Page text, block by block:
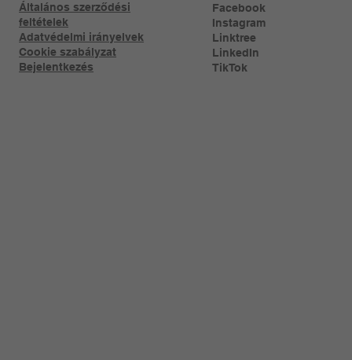
Általános szerződési
feltételek
Adatvédelmi irányelvek
Cookie szabályzat
Bejelentkezés
Facebook
Instagram
Linktree​
LinkedIn
TikTok